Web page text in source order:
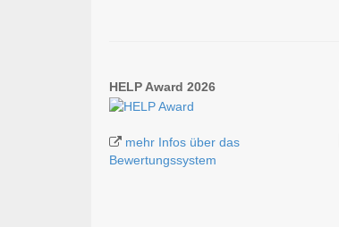
HELP Award 2026
mehr Infos über das
Bewertungssystem